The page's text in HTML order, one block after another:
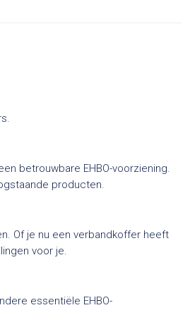
betrouwbare EHBO-voorziening.
producten.
Of je nu een verbandkoffer heeft
voor je.
essentiële EHBO-